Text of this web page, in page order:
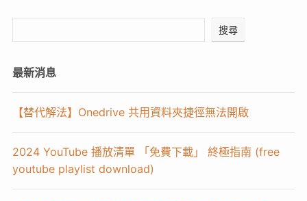
搜尋
最新消息
【替代解法】Onedrive 共用資料夾捷徑無法開啟
2024 YouTube 播放清單 「免費下載」 終極指南 (free
youtube playlist download)